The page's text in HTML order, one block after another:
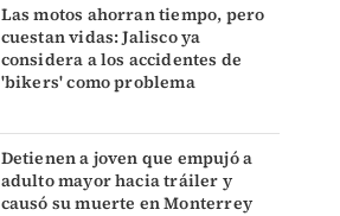
Las motos ahorran tiempo, pero
cuestan vidas: Jalisco ya
considera a los accidentes de
'bikers' como problema
Detienen a joven que empujó a
adulto mayor hacia tráiler y
causó su muerte en Monterrey